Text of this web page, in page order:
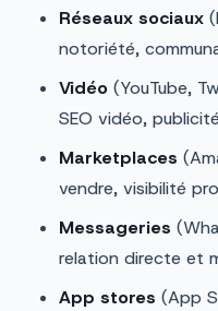
Réseaux sociaux
notoriété,
Vidéo (YouTube,
SEO vidéo,
Marketplaces
vendre, visibilité
Messageries
relation directe et
App stores (App